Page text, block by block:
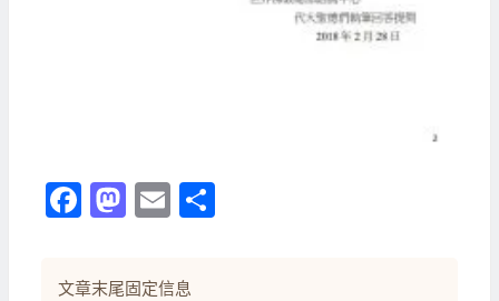
Facebook
Mastodon
Email
文章末尾固定信息